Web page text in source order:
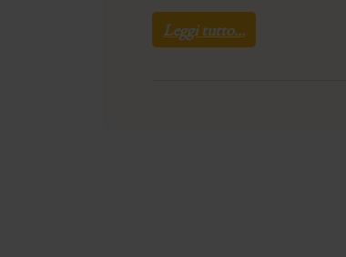
Leggi tutto…